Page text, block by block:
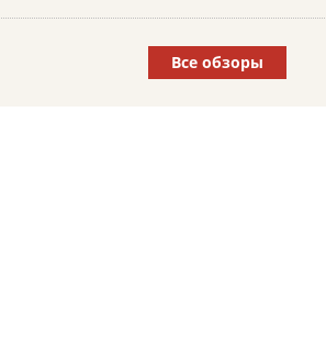
Все обзоры